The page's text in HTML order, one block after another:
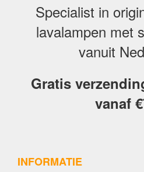
Specialist in
lavalampen met
vanuit
Gratis
vanaf
INFORMATIE